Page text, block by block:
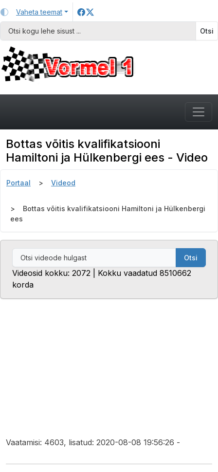
Vaheta teemat
Otsi
Bottas võitis kvalifikatsiooni
Hamiltoni ja Hülkenbergi ees - Video
Portaal Videod
Bottas võitis kvalifikatsiooni Hamiltoni ja Hülkenbergi
ees
Otsi
Videosid kokku: 2072 | Kokku vaadatud 8510662
korda
Vaatamisi: 4603, lisatud: 2020-08-08 19:56:26 -